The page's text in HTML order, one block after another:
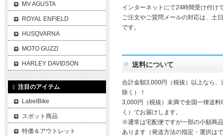
インターネットにて24時間受け付け
ご注文やご質問メールの対応は、土
です。
送料について
合計金額3,000円（税抜）以上なら
除く）！
3,000円（税抜）未満で全国一律送
く）でお届けします。
※通常は宅配便ですが一部の小額商
あります（発送方法の指定・選択は
MV AGUSTA
ROYAL ENFIELD
HUSQVARNA
MOTO GUZZI
HARLEY DAVIDSON
注目のアイテム
LabelBike
スポット商品
特価＆アウトレット